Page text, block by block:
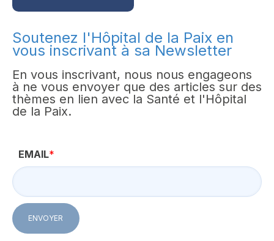
Soutenez l'Hôpital de la Paix en
vous inscrivant à sa Newsletter
En vous inscrivant, nous nous engageons
à ne vous envoyer que des articles sur des
thèmes en lien avec la Santé et l'Hôpital
de la Paix.
EMAIL*
ENVOYER